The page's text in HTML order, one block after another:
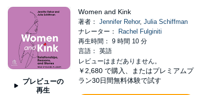
プレビューの
再生
Women and Kink
著者： Jennifer Rehor, Julia Schiffman
ナレーター：
Rachel Fulginiti
再生時間： 9 時間 10 分
言語： 英語
レビューはまだありません。
￥2,680 で購入、またはプレミアムプ
ラン30日間無料体験で試す